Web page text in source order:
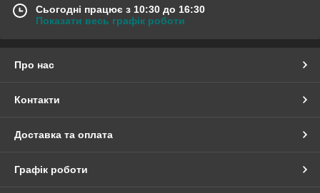
Сьогодні працює з 10:30 до 16:30
Показати весь графік роботи
Про нас
Контакти
Доставка та оплата
Графік роботи